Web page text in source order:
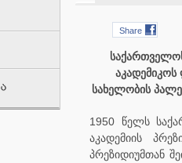
Share
სახელობის
1950 წელს
აკადემიის
პრეზიდიუმთან